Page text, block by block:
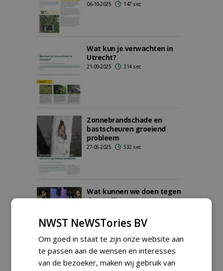
06-10-2025 147 sec
Wat kun je verwachten in
Utrecht?
21-09-2025 314 sec
Zonnebrandschade en
bastscheuren groeiend
probleem
27-05-2025 532 sec
Wat kunnen we doen tegen
de gevólgen van
09-04-2025 95 sec
Zwevende fundering boven
NWST NeWSTories BV
Om goed in staat te zijn onze website aan
te passen aan de wensen en interesses
van de bezoeker, maken wij gebruik van